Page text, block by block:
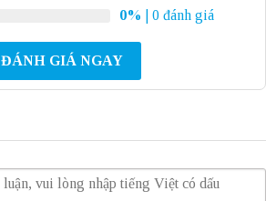
0% | 0 đánh giá
ĐÁNH GIÁ NGAY